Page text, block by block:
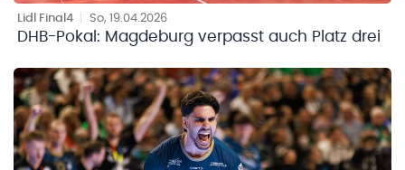
Lidl Final4 So, 19.04.2026
DHB-Pokal: Magdeburg verpasst auch Platz drei